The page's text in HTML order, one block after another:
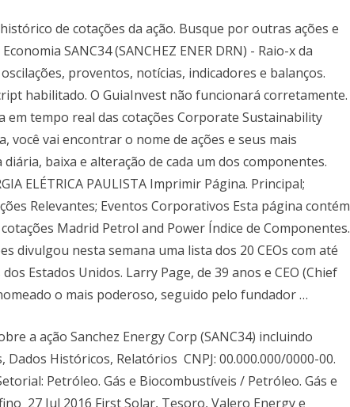
de cotações da ação. Busque por outras ações e
SANC34 (SANCHEZ ENER DRN) - Raio-x da
proventos, notícias, indicadores e balanços.
habilitado. O GuiaInvest não funcionará corretamente.
em tempo real das cotações Corporate Sustainability
você vai encontrar o nome de ações e seus mais
baixa e alteração de cada um dos componentes.
ELÉTRICA PAULISTA Imprimir Página. Principal;
Relevantes; Eventos Corporativos Esta página contém
Madrid Petrol and Power Índice de Componentes.
divulgou nesta semana uma lista dos 20 CEOs com até
Estados Unidos. Larry Page, de 39 anos e CEO (Chief
o mais poderoso, seguido pelo fundador …
a ação Sanchez Energy Corp (SANC34) incluindo
Dados Históricos, Relatórios CNPJ: 00.000.000/0000-00.
Petróleo. Gás e Biocombustíveis / Petróleo. Gás e
27 Jul 2016 First Solar, Tesoro, Valero Energy e